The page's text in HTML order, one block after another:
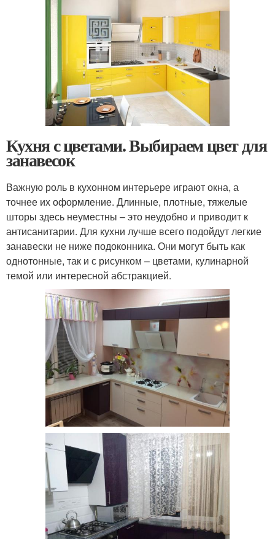
Кухня с цветами. Выбираем цвет для
занавесок
Важную роль в кухонном интерьере играют окна, а
точнее их оформление. Длинные, плотные, тяжелые
шторы здесь неуместны – это неудобно и приводит к
антисанитарии. Для кухни лучше всего подойдут легкие
занавески не ниже подоконника. Они могут быть как
однотонные, так и с рисунком – цветами, кулинарной
темой или интересной абстракцией.